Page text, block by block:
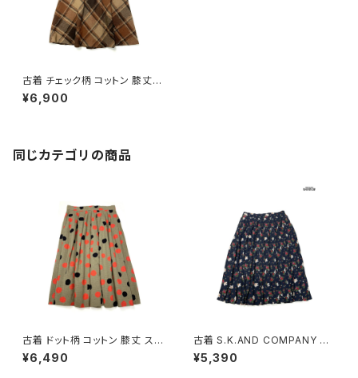
古着 チェック柄 コットン 膝丈
スカート 茶 (btu2411107)
¥6,900
同じカテゴリの商品
古着 ドット柄 コットン 膝丈 スカ
ート 茶 (ba2607006)
¥6,490
古着 S.K.AND COMPANY 花
柄 膝丈 プリーツ スカート 紺 (b
tu2604016)
¥5,390